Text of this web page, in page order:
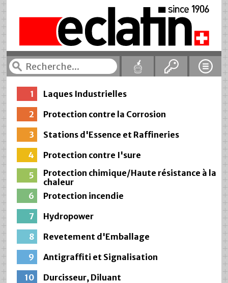
1
Laques Industrielles
2
Protection contre la Corrosion
3
Stations d'Essence et Raffineries
4
Protection contre I'sure
5
Protection chimique/Haute résistance à la
chaleur
6
Protection incendie
7
Hydropower
8
Revetement d'Emballage
9
Antigraffiti et Signalisation
10
Durcisseur, Diluant